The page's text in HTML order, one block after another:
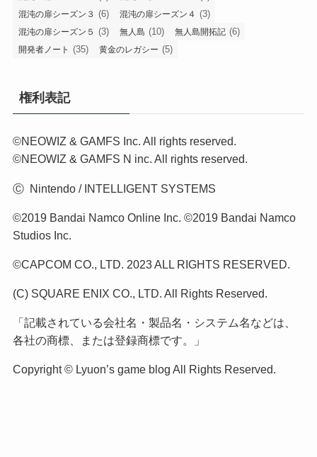
混沌の扉シーズン３ (6) 混沌の扉シーズン４ (3)
混沌の扉シーズン５ (3) 無人島 (10) 無人島開拓記 (6)
開発者ノート (35) 黄金のレガシー (5)
権利表記
©NEOWIZ & GAMFS Inc. All rights reserved.
©NEOWIZ & GAMFS N inc. All rights reserved.
Ⓒ Nintendo / INTELLIGENT SYSTEMS
©2019 Bandai Namco Online Inc. ©2019 Bandai Namco
Studios Inc.
©CAPCOM CO., LTD. 2023 ALL RIGHTS RESERVED.
(C) SQUARE ENIX CO., LTD. All Rights Reserved.
「記載されている会社名・製品名・システム名などは、
各社の商標、または登録商標です。」
Copyright © Lyuon’s game blog All Rights Reserved.